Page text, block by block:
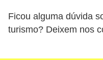
Ficou alguma dúvida
turismo? Deixem nos